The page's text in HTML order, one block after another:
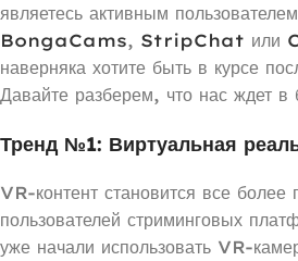
являетесь активным
BongaCams, StripChat или
наверняка хотите быть в курсе
Давайте разберем, что нас ждет
Тренд №1: Виртуальная
VR-контент становится все
пользователей стриминговых
уже начали использовать VR-